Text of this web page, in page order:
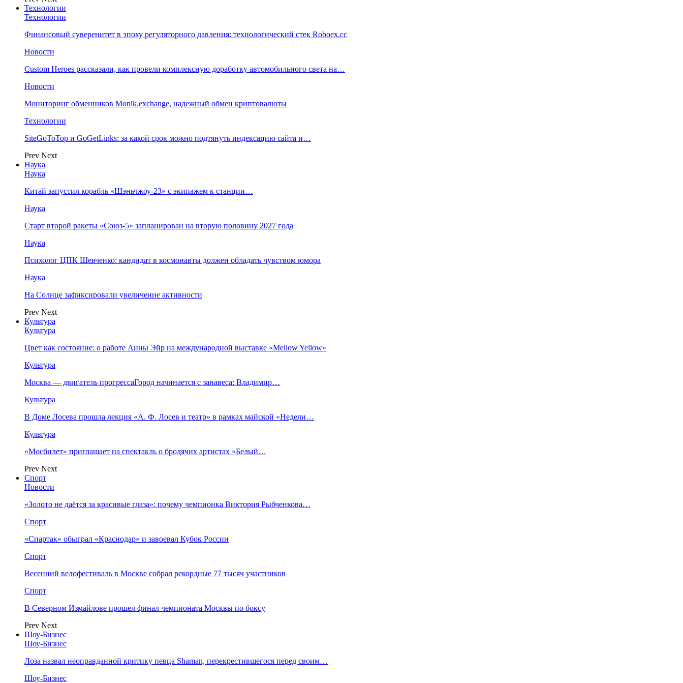
Технологии
Технологии
Финансовый суверенитет в эпоху регуляторного давления: технологический стек Roboex.cc
Новости
Custom Heroes рассказали, как провели комплексную доработку автомобильного света на…
Новости
Мониторинг обменников Monik.exchange, надежный обмен криптовалюты
Технологии
SiteGoToTop и GoGetLinks: за какой срок можно подтянуть индексацию сайта и…
Prev Next
Наука
Наука
Китай запустил корабль «Шэньчжоу-23» с экипажем к станции…
Наука
Старт второй ракеты «Союз-5» запланирован на вторую половину 2027 года
Наука
Психолог ЦПК Шевченко: кандидат в космонавты должен обладать чувством юмора
Наука
На Солнце зафиксировали увеличение активности
Prev Next
Культура
Культура
Цвет как состояние: о работе Анны Эйр на международной выставке «Mellow Yellow»
Культура
Москва — двигатель прогрессаГород начинается с занавеса: Владимир…
Культура
В Доме Лосева прошла лекция «А. Ф. Лосев и театр» в рамках майской «Недели…
Культура
«Мосбилет» приглашает на спектакль о бродячих артистах «Белый…
Prev Next
Спорт
Новости
«Золото не даётся за красивые глаза»: почему чемпионка Виктория Рыбченкова…
Спорт
«Спартак» обыграл «Краснодар» и завоевал Кубок России
Спорт
Весенний велофестиваль в Москве собрал рекордные 77 тысяч участников
Спорт
В Северном Измайлове прошел финал чемпионата Москвы по боксу
Prev Next
Шоу-Бизнес
Шоу-Бизнес
Лоза назвал неоправданной критику певца Shaman, перекрестившегося перед своим…
Шоу-Бизнес